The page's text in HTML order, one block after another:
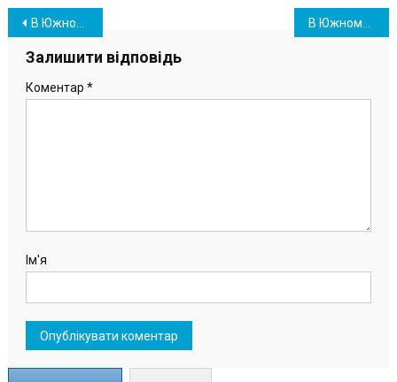
Навігація
записів
В Южному на перехресті сталася ДТП В Южному визначили, куди передадуть генератори та інше майно від міжнародних партнерів
Залишити відповідь
Коментар *
Ім'я